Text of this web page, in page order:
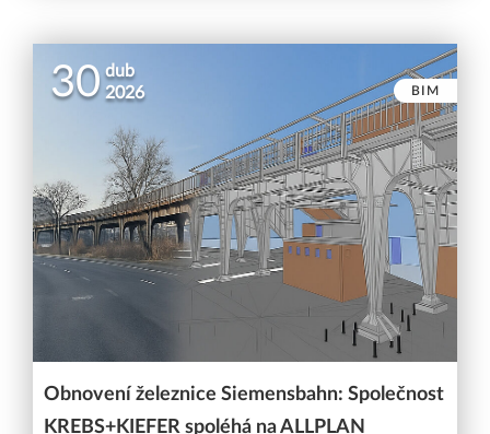
30 dub
2026
BIM
Obnovení železnice Siemensbahn: Společnost
KREBS+KIEFER spoléhá na ALLPLAN